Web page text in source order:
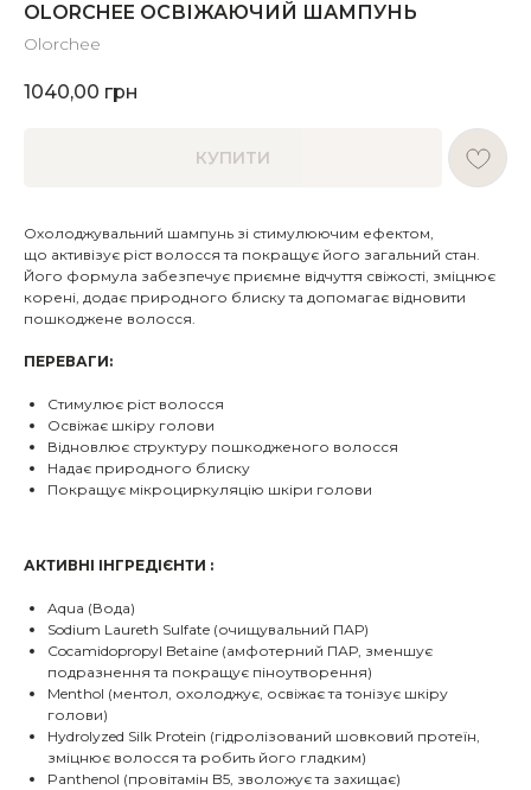
OLORCHEE ОСВІЖАЮЧИЙ ШАМПУНЬ
Olorchee
1040,00 грн
КУПИТИ
Охолоджувальний шампунь зі стимулюючим ефектом,
що активізує ріст волосся та покращує його загальний стан.
Його формула забезпечує приємне відчуття свіжості, зміцнює
корені, додає природного блиску та допомагає відновити
пошкоджене волосся.
ПЕРЕВАГИ:
Стимулює ріст волосся
Освіжає шкіру голови
Відновлює структуру пошкодженого волосся
Надає природного блиску
Покращує мікроциркуляцію шкіри голови
АКТИВНІ ІНГРЕДІЄНТИ :
Aqua (Вода)
Sodium Laureth Sulfate (очищувальний ПАР)
Cocamidopropyl Betaine (амфотерний ПАР, зменшує
подразнення та покращує піноутворення)
Menthol (ментол, охолоджує, освіжає та тонізує шкіру
голови)
Hydrolyzed Silk Protein (гідролізований шовковий протеїн,
зміцнює волосся та робить його гладким)
Panthenol (провітамін B5, зволожує та захищає)